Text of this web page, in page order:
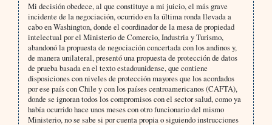
Mi decisión obedece, al que constituye a mi juicio, el más grave
incidente de la negociación, ocurrido en la última ronda llevada a
cabo en Washington, donde el coordinador de la mesa de propiedad
intelectual por el Ministerio de Comercio, Industria y Turismo,
abandonó la propuesta de negociación concertada con los andinos y,
de manera unilateral, presentó una propuesta de protección de datos
de prueba basada en el texto estadounidense, que contiene
disposiciones con niveles de protección mayores que los acordados
por ese país con Chile y con los países centroamericanos (CAFTA),
donde se ignoran todos los compromisos con el sector salud, como ya
había ocurrido hace unos meses con otro funcionario del mismo
Ministerio, no se sabe si por cuenta propia o siguiendo instrucciones